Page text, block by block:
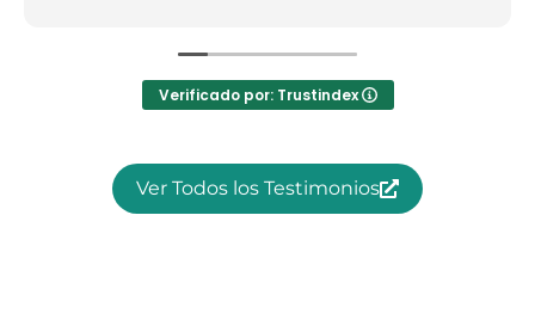
Verificado por: Trustindex
Ver Todos los Testimonios